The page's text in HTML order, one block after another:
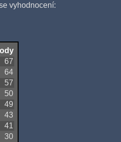
vyhodnocení:
67
64
57
50
49
43
41
30